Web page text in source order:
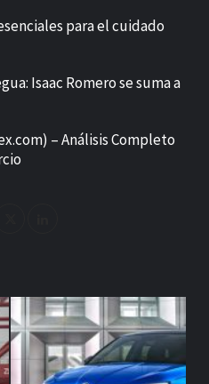
para el cuidado
Isaac Romero se suma a
– Análisis Completo